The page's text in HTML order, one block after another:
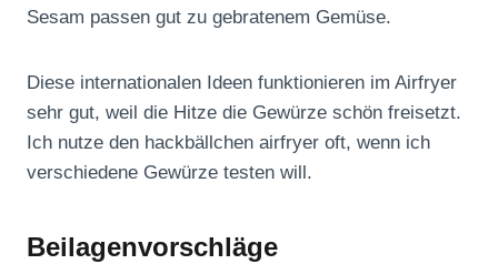
Sesam passen gut zu gebratenem Gemüse.
Diese internationalen Ideen funktionieren im Airfryer
sehr gut, weil die Hitze die Gewürze schön freisetzt.
Ich nutze den hackbällchen airfryer oft, wenn ich
verschiedene Gewürze testen will.
Beilagenvorschläge